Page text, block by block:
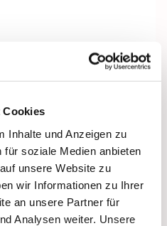
Cookies
Inhalte und Anzeigen zu
soziale Medien anbieten
unsere Website zu
wir Informationen zu Ihrer
an unsere Partner für
Analysen weiter. Unsere